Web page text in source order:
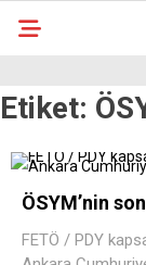
Etiket:
ÖSYM’nin
FETÖ / PDY